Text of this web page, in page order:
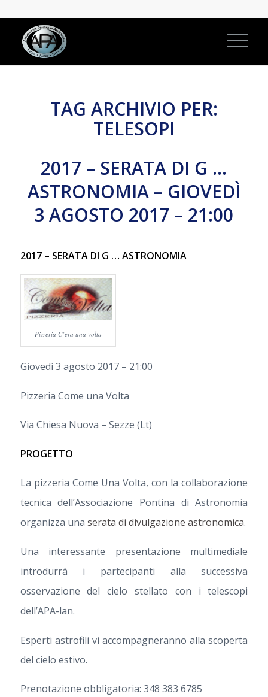
TAG ARCHIVIO PER:
TELESOPI
2017 – SERATA DI G …
ASTRONOMIA – GIOVEDÌ
3 AGOSTO 2017 – 21:00
2017 – SERATA DI G … ASTRONOMIA
Pizzeria C’era una volta
Giovedì 3 agosto 2017 – 21:00
Pizzeria Come una Volta
Via Chiesa Nuova – Sezze (Lt)
PROGETTO
La pizzeria Come Una Volta, con la collaborazione
tecnica dell’Associazione Pontina di Astronomia
organizza una serata di divulgazione astronomica.
Una interessante presentazione multimediale
introdurrà i partecipanti alla successiva
osservazione del cielo stellato con i telescopi
dell’APA-lan.
Esperti astrofili vi accompagneranno alla scoperta
del cielo estivo.
Prenotazione obbligatoria: 348 383 6785